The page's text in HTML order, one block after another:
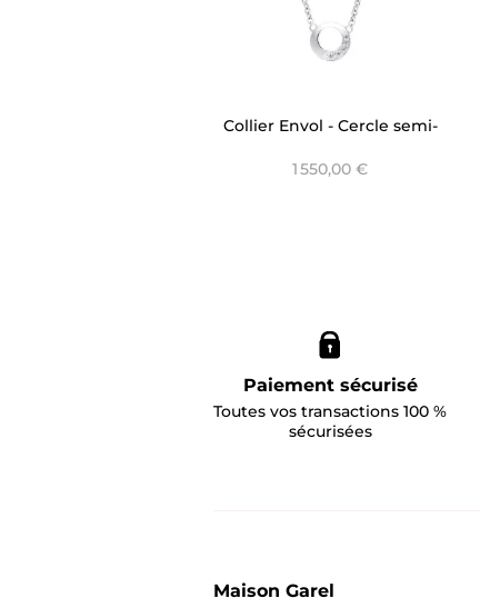
Collier Envol - Cercle semi-
1 550,00 €
Paiement sécurisé
Toutes vos transactions 100 %
sécurisées
Maison Garel